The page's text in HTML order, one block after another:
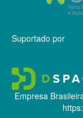
Suportado por
Empresa